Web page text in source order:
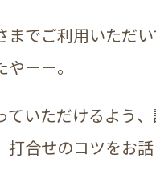
までご利用いただ
ーー。
ていただけるよう
打合せのコツをお話